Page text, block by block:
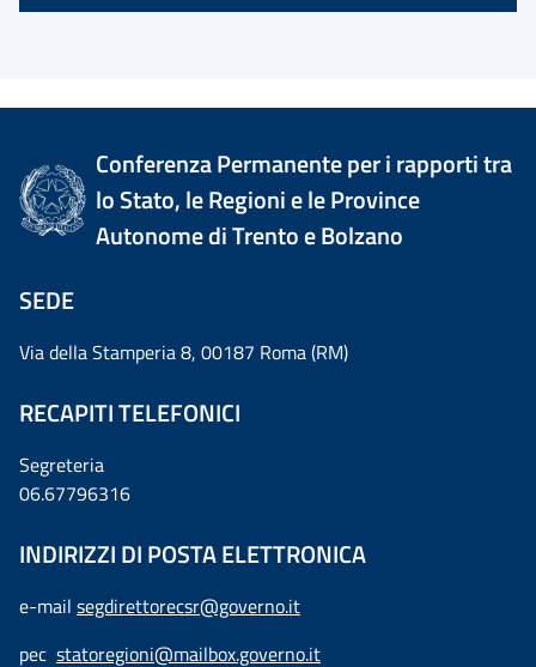
Conferenza Permanente per i rapporti tra
lo Stato, le Regioni e le Province
Autonome di Trento e Bolzano
SEDE
Via della Stamperia 8, 00187 Roma (RM)
RECAPITI TELEFONICI
Segreteria
06.67796316
INDIRIZZI DI POSTA ELETTRONICA
e-mail segdirettorecsr@governo.it
pec statoregioni@mailbox.governo.it